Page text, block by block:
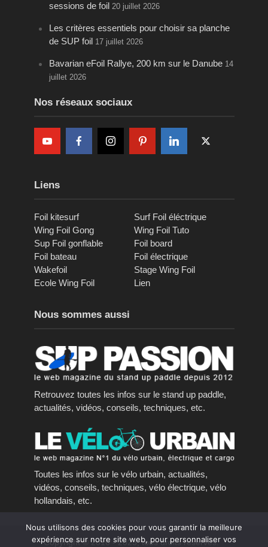
sessions de foil 20 juillet 2026
Les critères essentiels pour choisir sa planche
de SUP foil 17 juillet 2026
Bavarian eFoil Rallye, 200 km sur le Danube 14
juillet 2026
Nos réseaux sociaux
Liens
Foil kitesurf
Surf Foil éléctrique
Wing Foil Gong
Wing Foil Tuto
Sup Foil gonflable
Foil board
Foil bateau
Foil électrique
Wakefoil
Stage Wing Foil
Ecole Wing Foil
Lien
Nous sommes aussi
Retrouvez toutes les infos sur le stand up paddle,
actualités, vidéos, conseils, techniques, etc.
Toutes les infos sur le vélo urbain, actualités,
vidéos, conseils, techniques, vélo électrique, vélo
hollandais, etc.
Copyright © 2016 - 2023, tous droits réservés.
Nous utilisons des cookies pour vous garantir la meilleure
expérience sur notre site web, pour personnaliser vos